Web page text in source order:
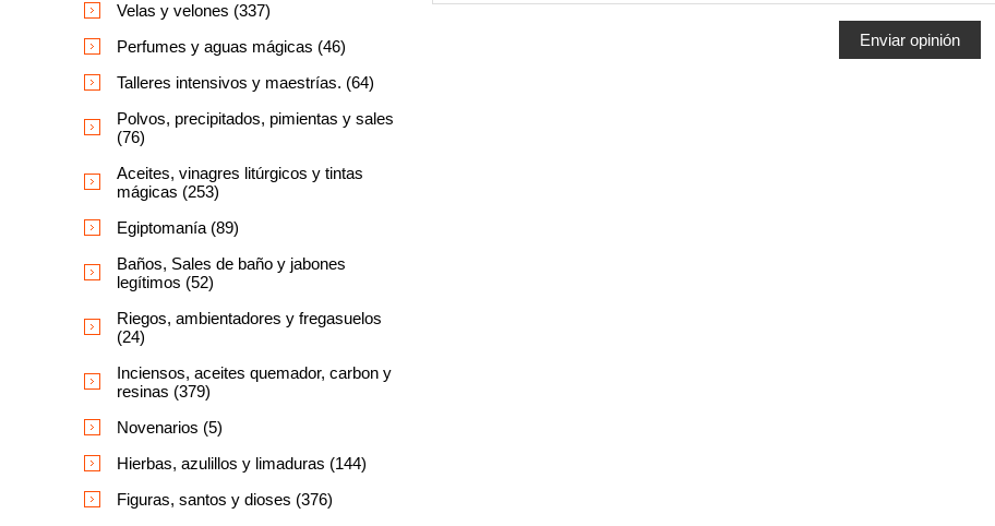
Velas y velones (337)
Perfumes y aguas mágicas (46)
Talleres intensivos y maestrías. (64)
Polvos, precipitados, pimientas y sales
(76)
Aceites, vinagres litúrgicos y tintas
mágicas (253)
Egiptomanía (89)
Baños, Sales de baño y jabones
legítimos (52)
Riegos, ambientadores y fregasuelos
(24)
Inciensos, aceites quemador, carbon y
resinas (379)
Novenarios (5)
Hierbas, azulillos y limaduras (144)
Figuras, santos y dioses (376)